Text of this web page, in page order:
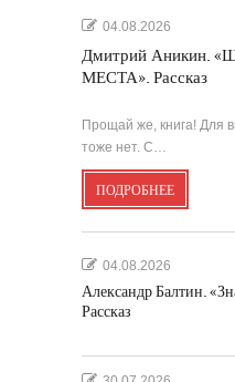
04.08.2026
Дмитрий Аникин.
МЕСТА». Рассказ
Прощай же, книга! Для
тоже нет. С…
ПОДРОБНЕЕ
04.08.2026
Александр Балтин.
Рассказ